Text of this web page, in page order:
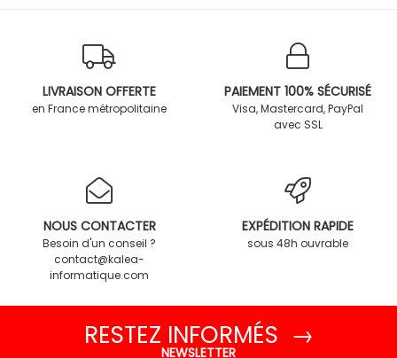
LIVRAISON OFFERTE
en France métropolitaine
PAIEMENT 100% SÉCURISÉ
Visa, Mastercard, PayPal
avec SSL
NOUS CONTACTER
Besoin d'un conseil ?
contact@kalea-
informatique.com
EXPÉDITION RAPIDE
sous 48h ouvrable
RESTEZ INFORMÉS →
NEWSLETTER